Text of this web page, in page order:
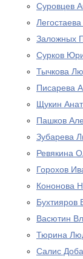
Суровцев
Заложных
Сурков
Тычкова
Писарева
Щукин
Пашков
Зубарева
Ревякина
Горохов
Кононова
Бухтияров
Васютин
Тюрина
Салис